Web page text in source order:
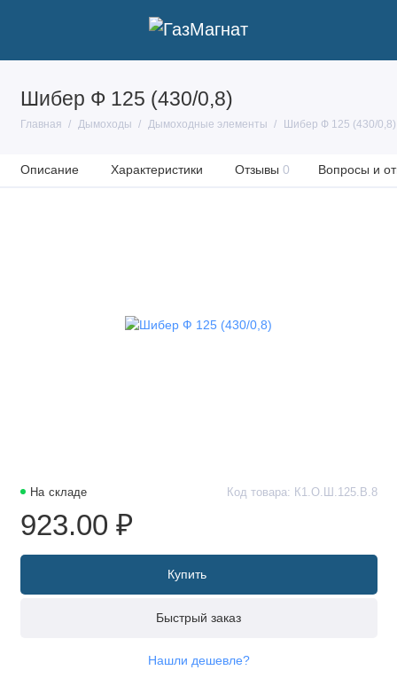
Шибер Ф 125 (430/0,8)
Главная Дымоходы Дымоходные элементы Шибер Ф 125 (430/0,8)
Описание Характеристики Отзывы 0 Вопросы и
На складе Код товара: К1.О.Ш.125.В.8
923.00 ₽
Купить
Быстрый заказ
Нашли дешевле?